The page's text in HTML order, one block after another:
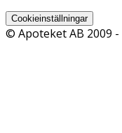
Cookieinställningar
© Apoteket AB 2009 -